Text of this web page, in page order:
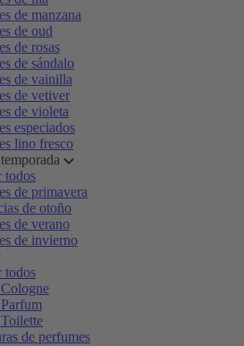
de manzana
de oud
de rosas
de sándalo
de vainilla
de vetiver
de violeta
especiados
lino fresco
todos
de primavera
de otoño
de verano
de invierno
todos
de perfumes